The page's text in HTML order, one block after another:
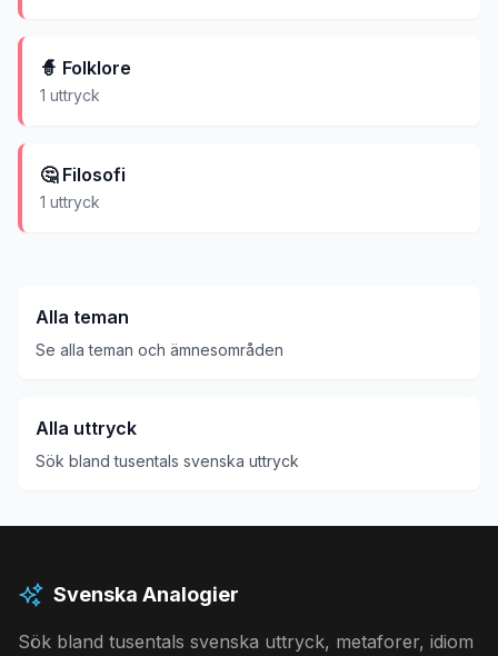
🧙 Folklore
1 uttryck
🤔 Filosofi
1 uttryck
Alla teman
Se alla teman och ämnesområden
Alla uttryck
Sök bland tusentals svenska uttryck
Svenska Analogier
Sök bland tusentals svenska uttryck, metaforer, idiom